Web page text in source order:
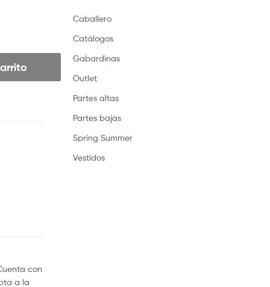
con
a la
Caballero
Catálogos
Gabardinas
Outlet
Partes altas
Partes bajas
Spring Summer
Vestidos